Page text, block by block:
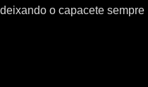
o capacete sempre